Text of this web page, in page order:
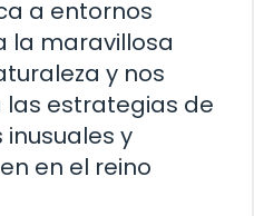
a entornos
la maravillosa
y nos
las estrategias de
y
en el reino